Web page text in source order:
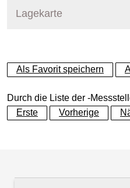
Lagekarte
+
−
Als Favorit speichern
Durch die Liste der -
Erste
Vorherige